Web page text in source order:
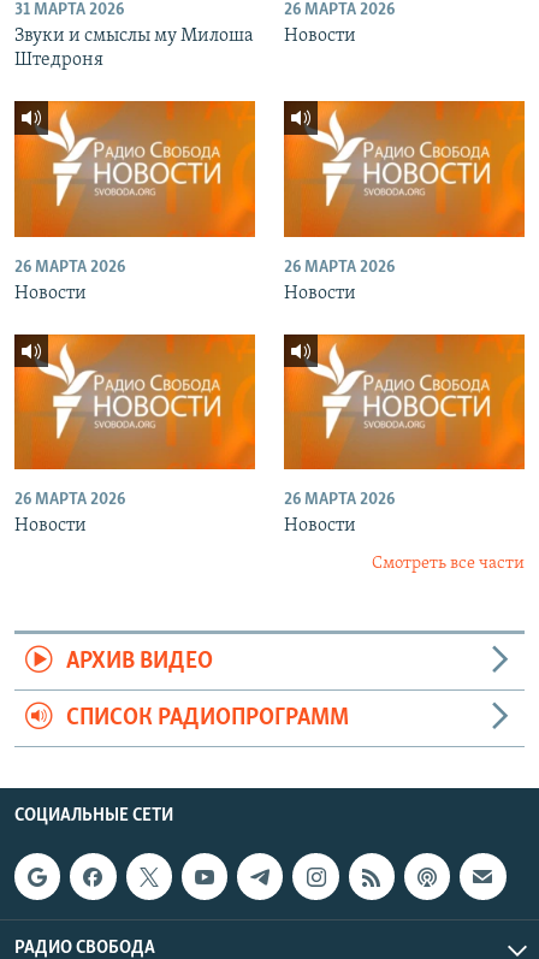
31 МАРТА 2026
Звуки и смыслы му Милоша
Штедроня
26 МАРТА 2026
Новости
26 МАРТА 2026
Новости
26 МАРТА 2026
Новости
26 МАРТА 2026
Новости
26 МАРТА 2026
Новости
Смотреть все части
АРХИВ ВИДЕО
СПИСОК РАДИОПРОГРАММ
СОЦИАЛЬНЫЕ СЕТИ
РАДИО СВОБОДА